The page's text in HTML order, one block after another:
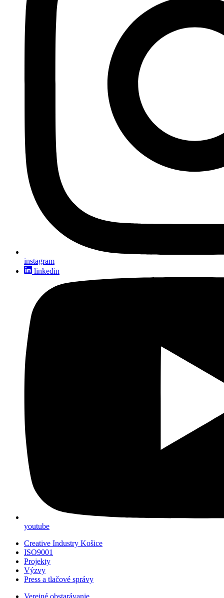
instagram
linkedin
youtube
Creative Industry Košice
ISO9001
Projekty
Výzvy
Press a tlačové správy
Verejné obstarávanie